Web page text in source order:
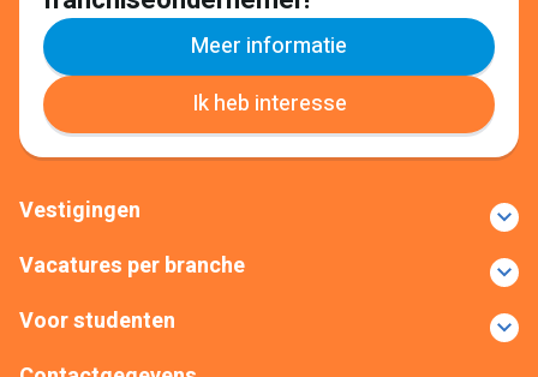
Meer informatie
Ik heb interesse
Vestigingen
Vacatures per branche
Voor studenten